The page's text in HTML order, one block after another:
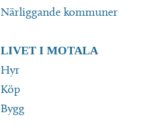
Närliggande kommuner
LIVET I MOTALA
Hyr
Köp
Bygg